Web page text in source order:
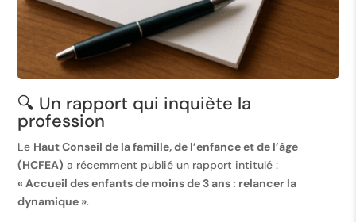
🔍 Un rapport qui inquiète la
profession
Le Haut Conseil de la famille, de l’enfance et de l’âge
(HCFEA) a récemment publié un rapport intitulé :
« Accueil des enfants de moins de 3 ans : relancer la
dynamique ».